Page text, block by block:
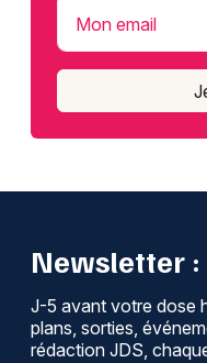
Mon email
Newsletter
J-5 avant votre dose
plans, sorties,
rédaction JDS,